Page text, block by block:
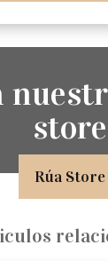
store
Rúa Store